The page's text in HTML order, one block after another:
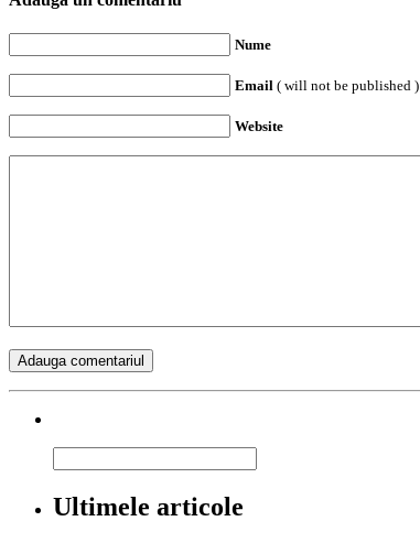
Nume
Email ( will not be published )
Website
Ultimele articole